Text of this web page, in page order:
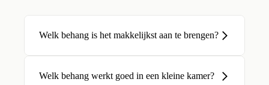
Welk behang is het makkelijkst aan te brengen?
Welk behang werkt goed in een kleine kamer?